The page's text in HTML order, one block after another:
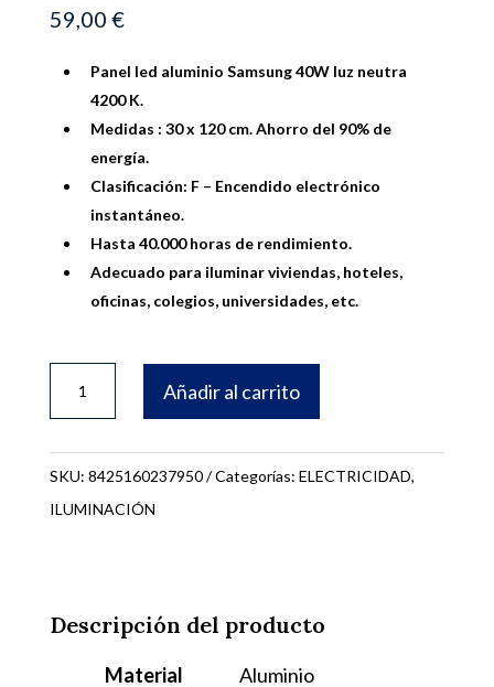
59,00 €
Panel led aluminio Samsung 40W luz neutra
4200 K.
Medidas : 30 x 120 cm. Ahorro del 90% de
energía.
Clasificación: F – Encendido electrónico
instantáneo.
Hasta 40.000 horas de rendimiento.
Adecuado para iluminar viviendas, hoteles,
oficinas, colegios, universidades, etc.
BLANCO
30X120
cantidad
Añadir al carrito
SKU: 8425160237950 Categorías: ELECTRICIDAD,
ILUMINACIÓN
Descripción del producto
Material
Aluminio